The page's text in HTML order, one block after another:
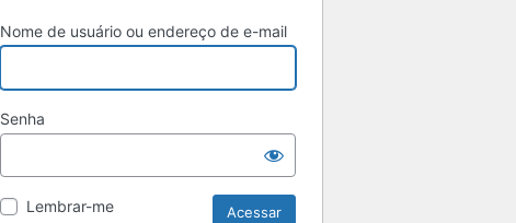
Nome de usuário ou endereço de e-mail
Senha
Lembrar-me